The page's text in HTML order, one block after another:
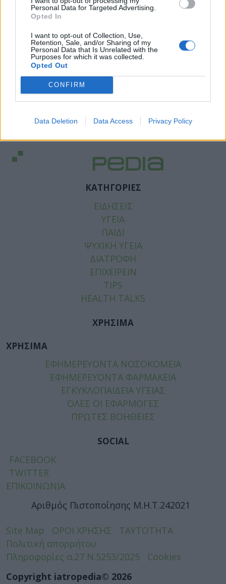
Personal Data for Targeted Advertising.
Opted In
I want to opt-out of Collection, Use,
Retention, Sale, and/or Sharing of my
Personal Data that Is Unrelated with the
Purposes for which it was collected.
Opted Out
CONFIRM
Data Deletion Data Access Privacy Policy
ΚΑΤΗΓΟΡΙΕΣ
ΕΙΔΗΣΕΙΣ
ΥΓΕΙΑ
ΠΑΙΔΙ
ΨΥΧΙΚΗ ΥΓΕΙΑ
ΔΙΑΤΡΟΦΗ
ΕΠΙΧΕΙΡΕΙΝ
TIPS
HEALTH TALKS
ΧΡΗΣΙΜΑ
ΧΡΗΣΙΜΑ
ΕΦΗΜΕΡΕΥΟΝΤΑ ΝΟΣΟΚΟΜΕΙΑ
ΕΦΗΜΕΡΕΥΟΝΤΑ ΦΑΡΜΑΚΕΙΑ
ΕΓΚΥΚΛΟΠΑΙΔΕΙΑ ΥΓΕΙΑΣ
ΟΛΕΣ ΟΙ ΕΦΑΡΜΟΓΕΣ
ΠΡΩΤΕΣ ΒΟΗΘΕΙΕΣ
SOCIAL
FACEBOOK
TWITTER
ΕΠΙΚΟΙΝΩΝΙΑ
Αριθμός Πιστοποίησης Μ.Η.Τ.242021
Site Map ΟΡΟΙ ΧΡΗΣΗΣ
ΤΑΥΤΟΤΗΤΑ
Πολιτική απορρήτου
Πληροφορίες α.27 Ν.5253/2025
Cookies
Copyright iatropedia© 2026